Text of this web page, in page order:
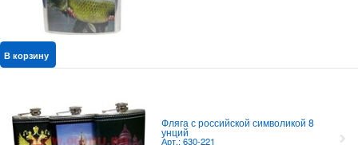
В корзину
Фляга с российской символикой 8
унций
Арт.: 630-221